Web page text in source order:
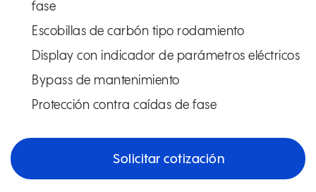
fase
Escobillas de carbón tipo rodamiento
Display con indicador de parámetros eléctricos
Bypass de mantenimiento
Protección contra caídas de fase
Solicitar cotización